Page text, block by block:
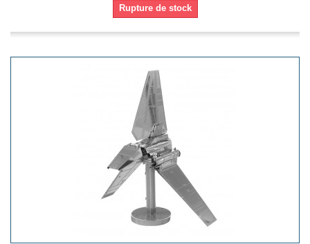
Rupture de stock